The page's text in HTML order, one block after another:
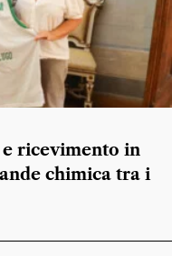
e ricevimento in
chimica tra i